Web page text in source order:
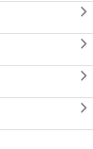



